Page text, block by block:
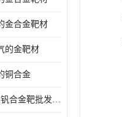
金合金靶材
的金靶材
铜合金
镍钒合金靶_镍钒合金靶批发_镍钒合金靶供应商